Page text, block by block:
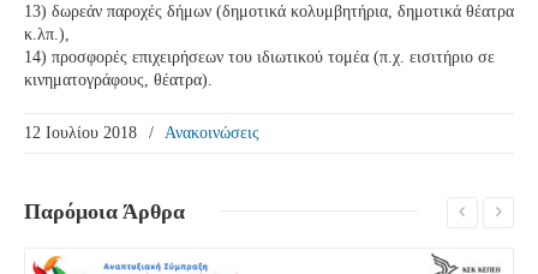
13) δωρεάν παροχές δήμων (δημοτικά κολυμβητήρια, δημοτικά θέατρα
κ.λπ.),
14) προσφορές επιχειρήσεων του ιδιωτικού τομέα (π.χ. εισιτήριο σε
κινηματογράφους, θέατρα).
12 Ιουλίου 2018 / Ανακοινώσεις
Παρόμοια Άρθρα